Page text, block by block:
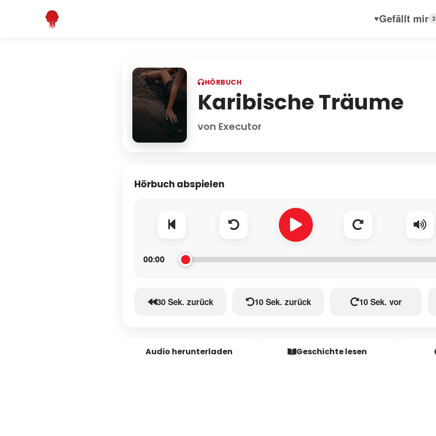
♥Gefällt mir
HÖRBUCH
Karibische Träume
von Executor
Hörbuch abspielen
00:00
30 Sek. zurück 10 Sek. zurück 10 Sek. vor
Audio herunterladen Geschichte lesen